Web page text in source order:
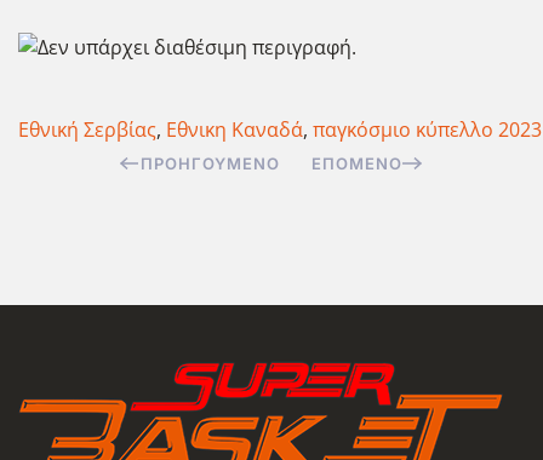
Εθνική Σερβίας, Εθνικη Καναδά, παγκόσμιο κύπελλο 2023
ΠΡΟΗΓΟΎΜΕΝΟ ΕΠΌΜΕΝΟ